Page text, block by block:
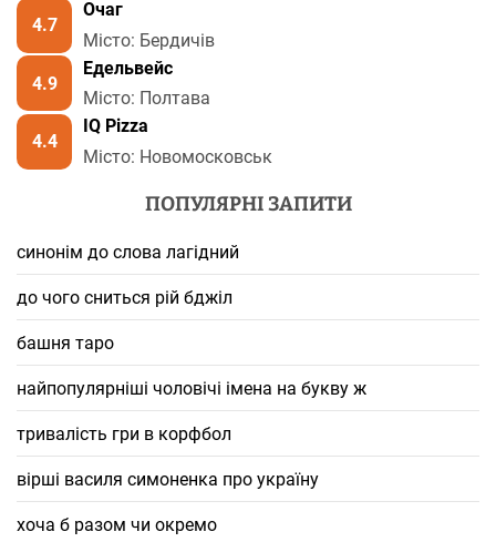
4.7
Очаг
Місто: Бердичів
4.9
Едельвейс
Місто: Полтава
4.4
IQ Pizza
Місто: Новомосковськ
ПОПУЛЯРНІ ЗАПИТИ
синонім до слова лагідний
до чого сниться рій бджіл
башня таро
найпопулярніші чоловічі імена на букву ж
тривалість гри в корфбол
вірші василя симоненка про україну
хоча б разом чи окремо